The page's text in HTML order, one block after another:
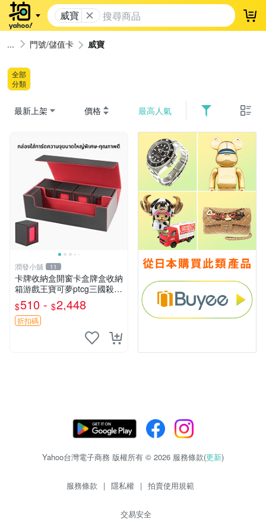
威寶 登
門號/儲值卡 威寶
全部
分類
最新上架 價格 最高人氣
潤發小舖 11
卡牌收納盒開窗卡盒牌盒收納
箱游戲王寶可夢ptcg三國殺海
賊王dtcg
$510 - $2,448
折扣碼
Yahoo台灣電子商務 版權所有 © 2026 服務條款(更新)
服務條款 | 隱私權 | 拍賣使用規範
交易安全